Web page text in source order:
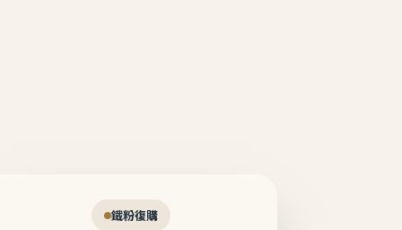
鐵粉復購